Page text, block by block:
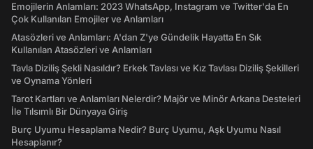
Emojilerin Anlamları: 2023 WhatsApp, Instagram ve Twitter'da En
Çok Kullanılan Emojiler ve Anlamları
Atasözleri ve Anlamları: A'dan Z'ye Gündelik Hayatta En Sık
Kullanılan Atasözleri ve Anlamları
Tavla Diziliş Şekli Nasıldır? Erkek Tavlası ve Kız Tavlası Diziliş Şekilleri
ve Oynama Yönleri
Tarot Kartları ve Anlamları Nelerdir? Majör ve Minör Arkana Desteleri
İle Tılsımlı Bir Dünyaya Giriş
Burç Uyumu Hesaplama Nedir? Burç Uyumu, Aşk Uyumu Nasıl
Hesaplanır?